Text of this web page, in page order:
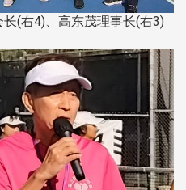
(右4)、高东茂理事长(右3)